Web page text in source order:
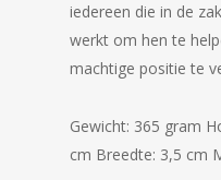
iedereen die in de
werkt om hen te
machtige positie te
Gewicht: 365 gram
cm Breedte: 3,5 cm